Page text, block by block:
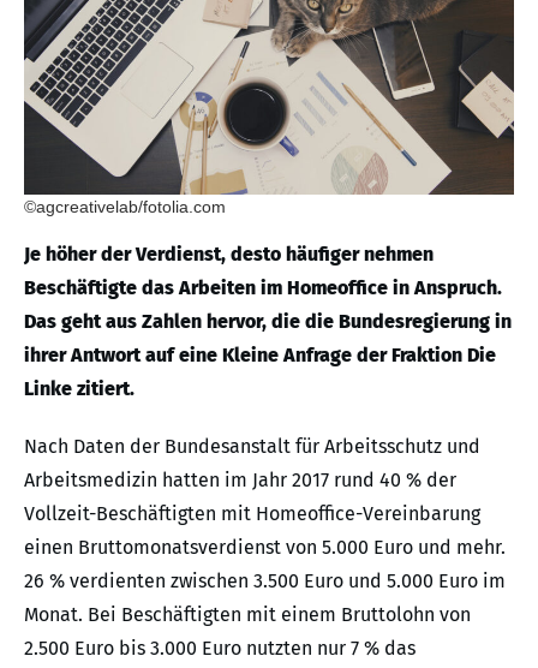
©agcreativelab/fotolia.com
Je höher der Verdienst, desto häufiger nehmen
Beschäftigte das Arbeiten im Homeoffice in Anspruch.
Das geht aus Zahlen hervor, die die Bundesregierung in
ihrer Antwort auf eine Kleine Anfrage der Fraktion Die
Linke zitiert.
Nach Daten der Bundesanstalt für Arbeitsschutz und
Arbeitsmedizin hatten im Jahr 2017 rund 40 % der
Vollzeit-Beschäftigten mit Homeoffice-Vereinbarung
einen Bruttomonatsverdienst von 5.000 Euro und mehr.
26 % verdienten zwischen 3.500 Euro und 5.000 Euro im
Monat. Bei Beschäftigten mit einem Bruttolohn von
2.500 Euro bis 3.000 Euro nutzten nur 7 % das